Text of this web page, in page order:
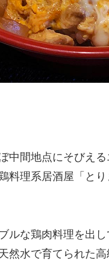
中間地点にそびえ
料理系居酒屋「と
ルな鶏肉料理を出
然水で育てられた